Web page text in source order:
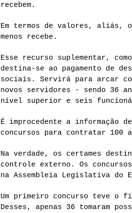
recebem.
Em termos de valores, aliás,
menos recebe.
Esse recurso suplementar,
destina-se ao pagamento de
sociais. Servirá para arcar
novos servidores - sendo 36
nível superior e seis
É improcedente a informação
concursos para contratar
Na verdade, os certames
controle externo. Os
na Assembleia Legislativa do
Um primeiro concurso teve
Desses, apenas 36 tomaram